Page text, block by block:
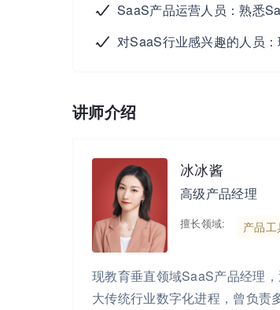
SaaS产品运营人员：熟悉
对SaaS行业感兴趣的人员
讲师介绍
冰冰酱
高级产品经理
擅长领域: 产品工
现教育垂直领域SaaS产品经理
大传统行业数字化进程，曾负责